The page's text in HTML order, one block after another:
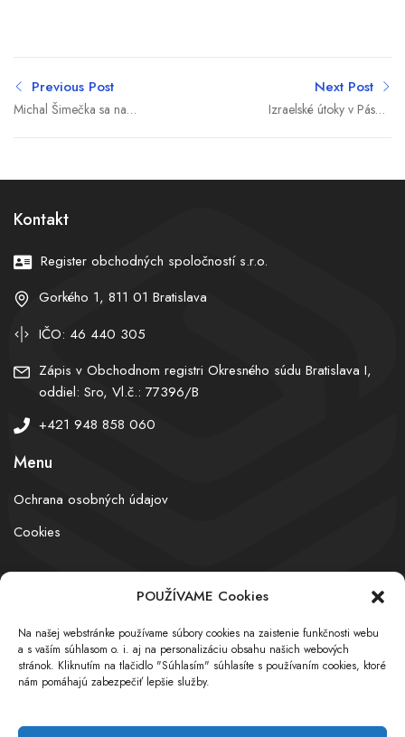
POUŽÍVAME Cookies
Na našej webstránke používame súbory cookies na zaistenie funkčnosti webu
a s vaším súhlasom o. i. aj na personalizáciu obsahu našich webových
stránok. Kliknutím na tlačidlo "Súhlasím" súhlasíte s používaním cookies, ktoré
nám pomáhajú zabezpečiť lepšie služby.
Previous Post
Michal Šimečka sa na
Next Post
Izraelské útoky v Pásme
Kontakt
Register obchodných spoločností s.r.o.
Gorkého 1, 811 01 Bratislava
IČO: 46 440 305
Zápis v Obchodnom registri Okresného súdu Bratislava I,
oddiel: Sro, Vl.č.: 77396/B
+421 948 858 060
Menu
Ochrana osobných údajov
Cookies